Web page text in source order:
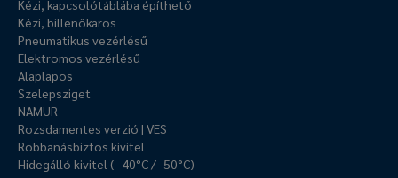
Kézi, kapcsolótáblába építhető
Kézi, billenőkaros
Pneumatikus vezérlésű
Elektromos vezérlésű
Alaplapos
Szelepsziget
NAMUR
Rozsdamentes verzió | VES
Robbanásbiztos kivitel
Hidegálló kivitel ( -40°C / -50°C)